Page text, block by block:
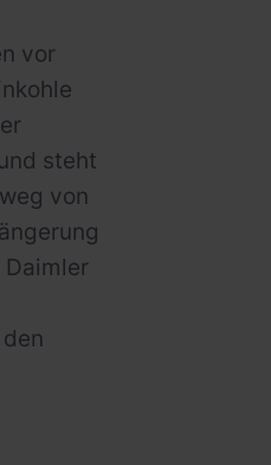
vor
steht
von
Daimler